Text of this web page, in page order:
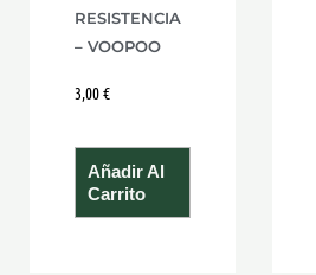
RESISTENCIA
– VOOPOO
3,00€
Añadir Al
Carrito